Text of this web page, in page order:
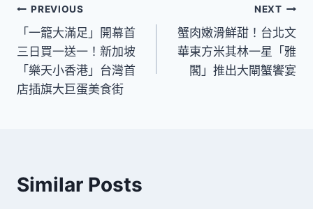
文
章
導
覽
PREVIOUS
「一籠大滿足」開幕首
三日買一送一！新加坡
「樂天小香港」台灣首
店插旗大巨蛋美食街
NEXT
蟹肉嫩滑鮮甜！台北文
華東方米其林一星「雅
閣」推出大閘蟹饗宴
Similar Posts